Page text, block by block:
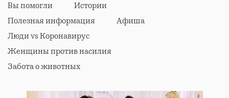
Вы помогли
Истории
Полезная информация
Афиша
Люди vs Коронавирус
Женщины против насилия
Забота о животных